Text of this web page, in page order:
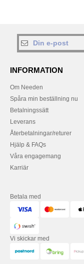
INFORMATION
Om Needen
Spåra min beställning nu
Betalningssätt
Leverans
Återbetalningar/returer
Hjälp & FAQs
Våra engagemang
Karriär
Betala med
Vi skickar med